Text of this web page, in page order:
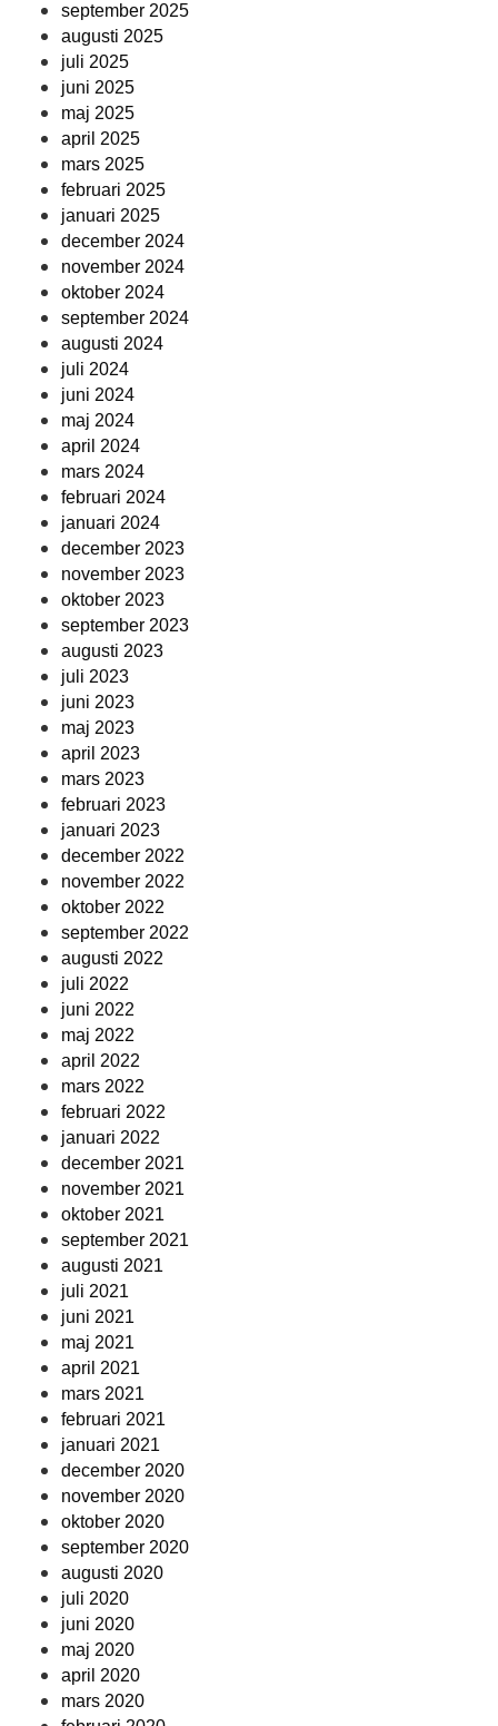
september 2025
augusti 2025
juli 2025
juni 2025
maj 2025
april 2025
mars 2025
februari 2025
januari 2025
december 2024
november 2024
oktober 2024
september 2024
augusti 2024
juli 2024
juni 2024
maj 2024
april 2024
mars 2024
februari 2024
januari 2024
december 2023
november 2023
oktober 2023
september 2023
augusti 2023
juli 2023
juni 2023
maj 2023
april 2023
mars 2023
februari 2023
januari 2023
december 2022
november 2022
oktober 2022
september 2022
augusti 2022
juli 2022
juni 2022
maj 2022
april 2022
mars 2022
februari 2022
januari 2022
december 2021
november 2021
oktober 2021
september 2021
augusti 2021
juli 2021
juni 2021
maj 2021
april 2021
mars 2021
februari 2021
januari 2021
december 2020
november 2020
oktober 2020
september 2020
augusti 2020
juli 2020
juni 2020
maj 2020
april 2020
mars 2020